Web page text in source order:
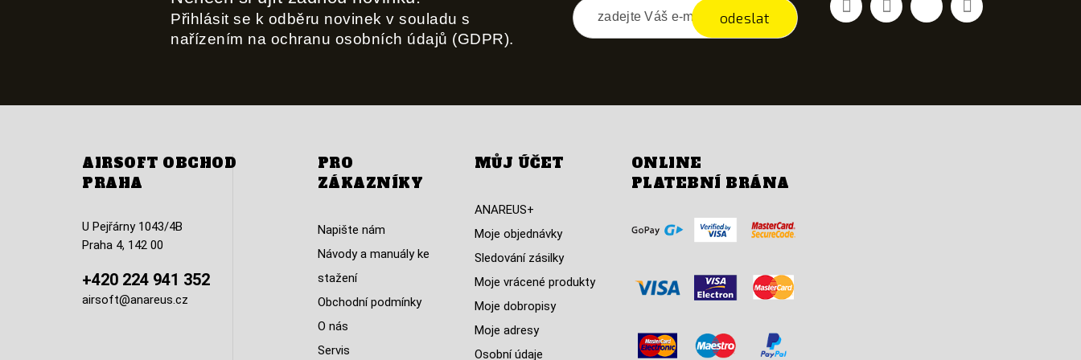
Přihlásit se k odběru novinek v souladu s
nařízením na ochranu osobních údajů (GDPR).
odeslat
AIRSOFT OBCHOD
PRAHA
U Pejřárny 1043/4B
Praha 4, 142 00
+420 224 941 352
airsoft@anareus.cz
PRO
ZÁKAZNÍKY
Napište nám
Návody a manuály ke
stažení
Obchodní podmínky
O nás
Servis
MŮJ ÚČET
ANAREUS+
Moje objednávky
Sledování zásilky
Moje vrácené produkty
Moje dobropisy
Moje adresy
Osobní údaje
ONLINE
PLATEBNÍ BRÁNA